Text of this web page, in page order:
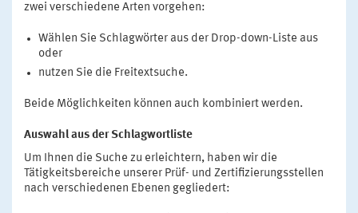
zwei verschiedene Arten vorgehen:
Wählen Sie Schlagwörter aus der Drop-down-Liste aus
oder
nutzen Sie die Freitextsuche.
Beide Möglichkeiten können auch kombiniert werden.
Auswahl aus der Schlagwortliste
Um Ihnen die Suche zu erleichtern, haben wir die
Tätigkeitsbereiche unserer Prüf- und Zertifizierungsstellen
nach verschiedenen Ebenen gegliedert: